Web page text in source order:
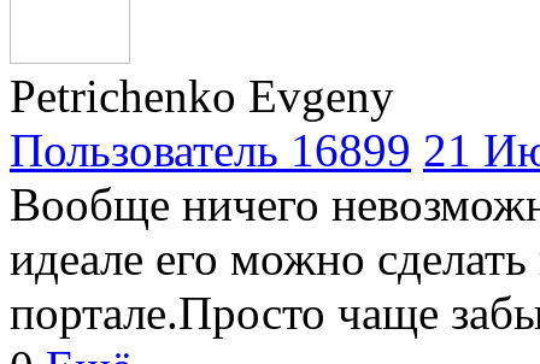
Petrichenko Evgeny
Пользователь 16899 21
Вообще ничего
идеале его можно
портале.Просто чаще